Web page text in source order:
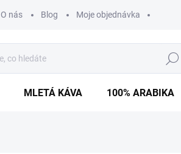
O nás Blog Moje objednávka
Hledat
MLETÁ KÁVA 100% ARABIKA